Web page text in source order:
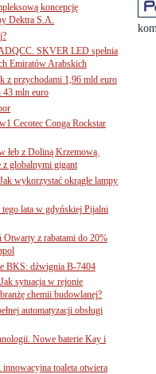
koncepcję
Dektra S.A.
SKVER LED spełnia
Emiratów Arabskich
z przychodami 1,96 mld euro
mln euro
Cecotec Conga Rockstar
łeb z Doliną Krzemową.
globalnymi gigant
wykorzystać okrągłe lampy
lata w gdyńskiej Pijalni
z rabatami do 20%
BKS: dźwignia B-7404
sytuacja w rejonie
chemii budowlanej?
automatyzacji obsługi
Nowe baterie Kay i
innowacyjna toaleta otwiera